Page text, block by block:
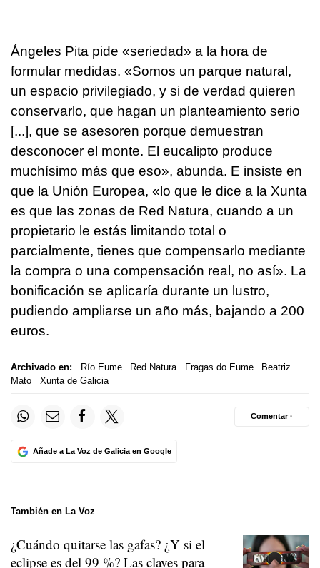
Ángeles Pita pide «seriedad» a la hora de
formular medidas. «Somos un parque natural,
un espacio privilegiado, y si de verdad quieren
conservarlo, que hagan un planteamiento serio
[...], que se asesoren porque demuestran
desconocer el monte. El eucalipto produce
muchísimo más que eso», abunda. E insiste en
que la Unión Europea, «lo que le dice a la Xunta
es que las zonas de Red Natura, cuando a un
propietario le estás limitando total o
parcialmente, tienes que compensarlo mediante
la compra o una compensación real, no así». La
bonificación se aplicaría durante un lustro,
pudiendo ampliarse un año más, bajando a 200
euros.
Archivado en: Río Eume Red Natura Fragas do Eume
Beatriz
Mato
Xunta de Galicia
Añade a La Voz de Galicia en Google
Comentar ·
También en La Voz
¿Cuándo quitarse las gafas? ¿Y si el
eclipse es del 99 %? Las claves para